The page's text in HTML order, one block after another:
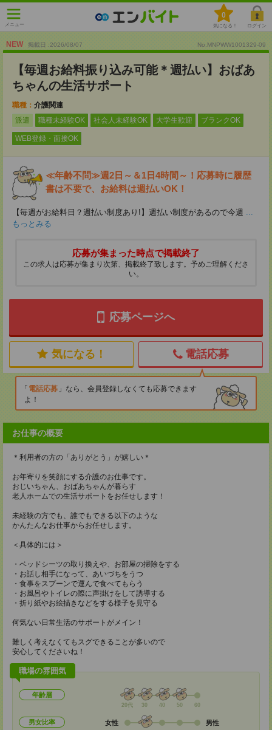
メニュー
0
気になる！ ログイン
NEW 掲載日 :2026/08/07 No.MNPWW1001329-09
【毎週お給料振り込み可能＊週払い】おばあ
ちゃんの生活サポート
職種： 介護関連
派遣
職種未経験OK 社会人未経験OK 大学生歓迎 ブランクOK
WEB登録・面接OK
≪年齢不問≫週2日～＆1日4時間～！応募時に履歴
書は不要で、お給料は週払いOK！
【毎週がお給料日？週払い制度あり!】週払い制度があるので今週 ...
もっとみる
応募が集まった時点で掲載終了
この求人は応募が集まり次第、掲載終了致します。予めご理解くださ
い。
応募ページへ
気になる！ 電話応募
電話応募
なら、会員登録しなくても応募できます
よ！
お仕事の概要
＊利用者の方の「ありがとう」が嬉しい＊
お年寄りを笑顔にする介護のお仕事です。
おじいちゃん、おばあちゃんが暮らす
老人ホームでの生活サポートをお任せします！
未経験の方でも、誰でもできる以下のような
かんたんなお仕事からお任せします。
＜具体的には＞
・ベッドシーツの取り換えや、お部屋の掃除をする
・お話し相手になって、あいづちをうつ
・食事をスプーンで運んで食べてもらう
・お風呂やトイレの際に声掛けをして誘導する
・折り紙やお絵描きなどをする様子を見守る
何気ない日常生活のサポートがメイン！
難しく考えなくてもスグできることが多いので
安心してくださいね！
職場の雰囲気
年齢層
20代 30 40 50 60
男女比率 女性 男性